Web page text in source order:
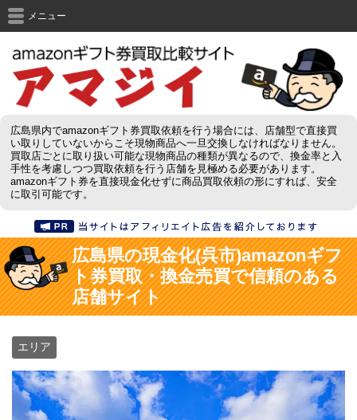
広島県内でamazonギフト券買取依頼を行う場合には、店舗型で直接買
い取りしていないからこそ現物商品へ一旦交換しなければなりません。
買取店ごとに取り扱い可能な現物商品の種類が異なるので、換金率と入
手性を考慮しつつ買取依頼を行う店舗を見極める必要があります。
amazonギフト券を直接現金化せずに商品買取依頼の形にすれば、安全
に取引可能です。
メニュー
広島県の現金化(呉市)amazonギフ
ト券買取・換金売買で信頼のある
店舗サイト
エリア